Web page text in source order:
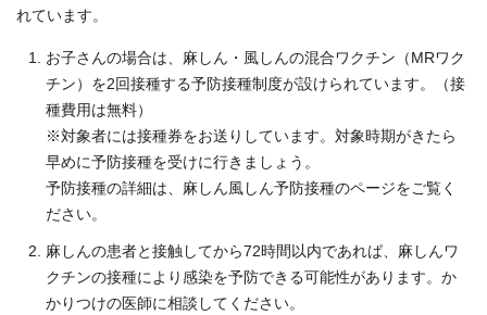
れています。
お子さんの場合は、麻しん・風しんの混合ワクチン（MRワク
チン）を2回接種する予防接種制度が設けられています。（接
種費用は無料）
※対象者には接種券をお送りしています。対象時期がきたら
早めに予防接種を受けに行きましょう。
予防接種の詳細は、麻しん風しん予防接種のページをご覧く
ださい。
麻しんの患者と接触してから72時間以内であれば、麻しんワ
クチンの接種により感染を予防できる可能性があります。か
かりつけの医師に相談してください。